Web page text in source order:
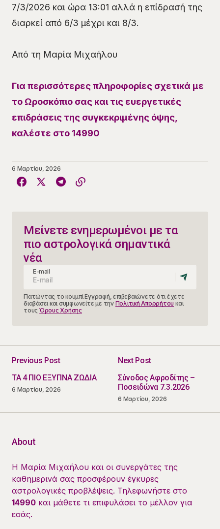
7/3/2026 και ώρα 13:01 αλλά η επίδρασή της
διαρκεί από 6/3 μέχρι και 8/3.
Από τη Μαρία Μιχαήλου
Για περισσότερες πληροφορίες σχετικά με
το Ωροσκόπιο σας και τις ευεργετικές
επιδράσεις της συγκεκριμένης όψης,
καλέστε στο 14990
6 Μαρτίου, 2026
Μείνετε ενημερωμένοι με τα
πιο αστρολογικά σημαντικά
νέα
E-mail
Πατώντας το κουμπί Εγγραφή, επιβεβαιώνετε ότι έχετε
διαβάσει και συμφωνείτε με την Πολιτική Απορρήτου και
τους Όρους Χρήσης
Previous Post
ΤΑ 4 ΠΙΟ ΕΞΥΠΝΑ ΖΩΔΙΑ
6 Μαρτίου, 2026
Next Post
Σύνοδος Αφροδίτης –
Ποσειδώνα 7.3.2026
6 Μαρτίου, 2026
About
Η Μαρία Μιχαήλου και οι συνεργάτες της
καθημερινά σας προσφέρουν έγκυρες
αστρολογικές προβλέψεις. Τηλεφωνήστε στο
14990 και μάθετε τι επιφυλάσει το μέλλον για
εσάς.